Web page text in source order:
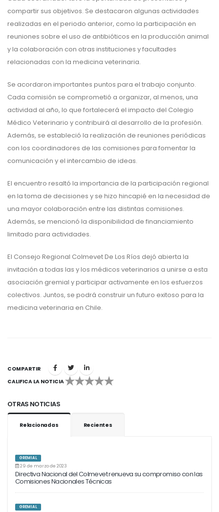
compartir sus objetivos. Se destacaron algunas actividades
realizadas en el periodo anterior, como la participación en
reuniones sobre el uso de antibióticos en la producción animal
y la colaboración con otras instituciones y facultades
relacionadas con la medicina veterinaria.
Se acordaron importantes puntos para el trabajo conjunto.
Cada comisión se comprometió a organizar, al menos, una
actividad al año, lo que fortalecerá el impacto del Colegio
Médico Veterinario y contribuirá al desarrollo de la profesión.
Además, se estableció la realización de reuniones periódicas
con los coordinadores de las comisiones para fomentar la
comunicación y el intercambio de ideas.
El encuentro resaltó la importancia de la participación regional
en la toma de decisiones y se hizo hincapié en la necesidad de
una mayor colaboración entre las distintas comisiones.
Además, se mencionó la disponibilidad de financiamiento
limitado para actividades.
El Consejo Regional Colmevet De Los Ríos dejó abierta la
invitación a todas las y los médicos veterinarios a unirse a esta
asociación gremial y participar activamente en los esfuerzos
colectivos. Juntos, se podrá construir un futuro exitoso para la
medicina veterinaria en Chile.
COMPARTIR
CALIFICA LA NOTICIA
1 2 3 4 5
OTRAS NOTICIAS
Relacionadas Recientes
GREMIAL
29 de marzo de 2023
Directiva Nacional del Colmevet renueva su compromiso con las
Comisiones Nacionales Técnicas
GREMIAL